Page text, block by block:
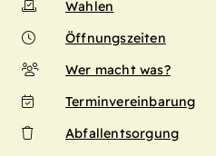
Wahlen
Öffnungszeiten
Wer macht was?
Terminvereinbarung
Abfallentsorgung